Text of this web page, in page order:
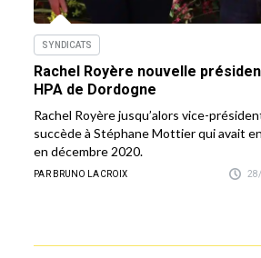
SYNDICATS
Rachel Royère nouvelle
HPA de Dordogne
Rachel Royère jusqu’alors vice-
succède à Stéphane Mottier qui avait
en décembre 2020.
PAR BRUNO LACROIX